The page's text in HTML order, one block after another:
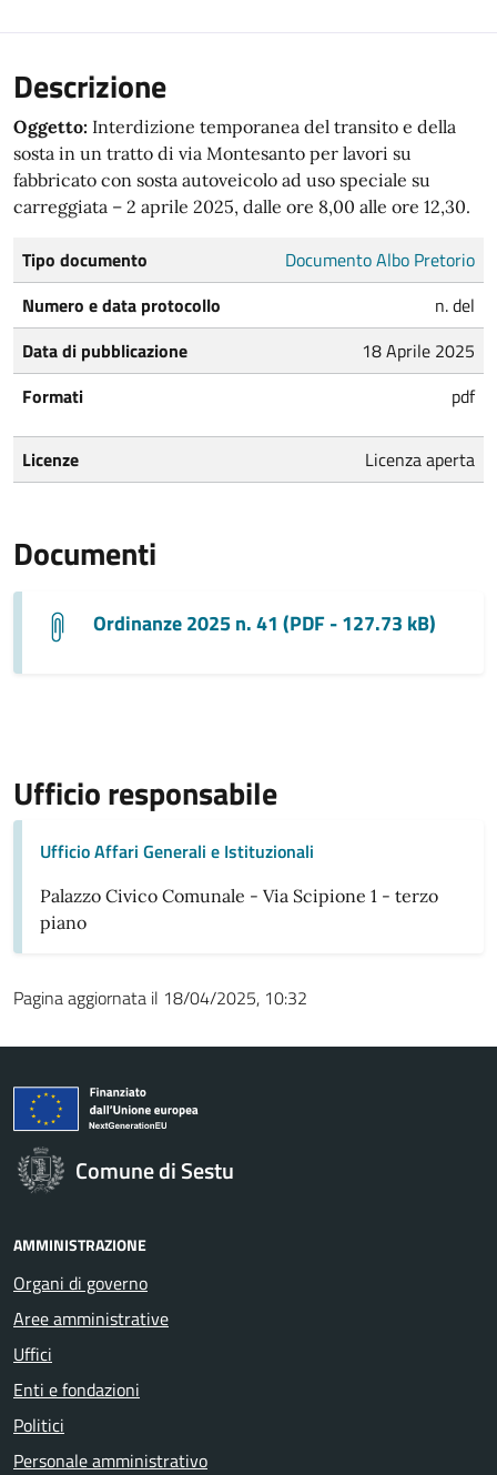
Descrizione
Oggetto: Interdizione temporanea del transito e della
sosta in un tratto di via Montesanto per lavori su
fabbricato con sosta autoveicolo ad uso speciale su
carreggiata – 2 aprile 2025, dalle ore 8,00 alle ore 12,30.
Tipo documento
Documento Albo Pretorio
Numero e data protocollo
n. del
Data di pubblicazione
18 Aprile 2025
Formati
pdf
Licenze Licenza aperta
Documenti
Ordinanze 2025 n. 41 (PDF - 127.73 kB)
Ufficio responsabile
Ufficio Affari Generali e Istituzionali
Palazzo Civico Comunale - Via Scipione 1 - terzo
piano
Pagina aggiornata il 18/04/2025, 10:32
Comune di Sestu
AMMINISTRAZIONE
Organi di governo
Aree amministrative
Uffici
Enti e fondazioni
Politici
Personale amministrativo